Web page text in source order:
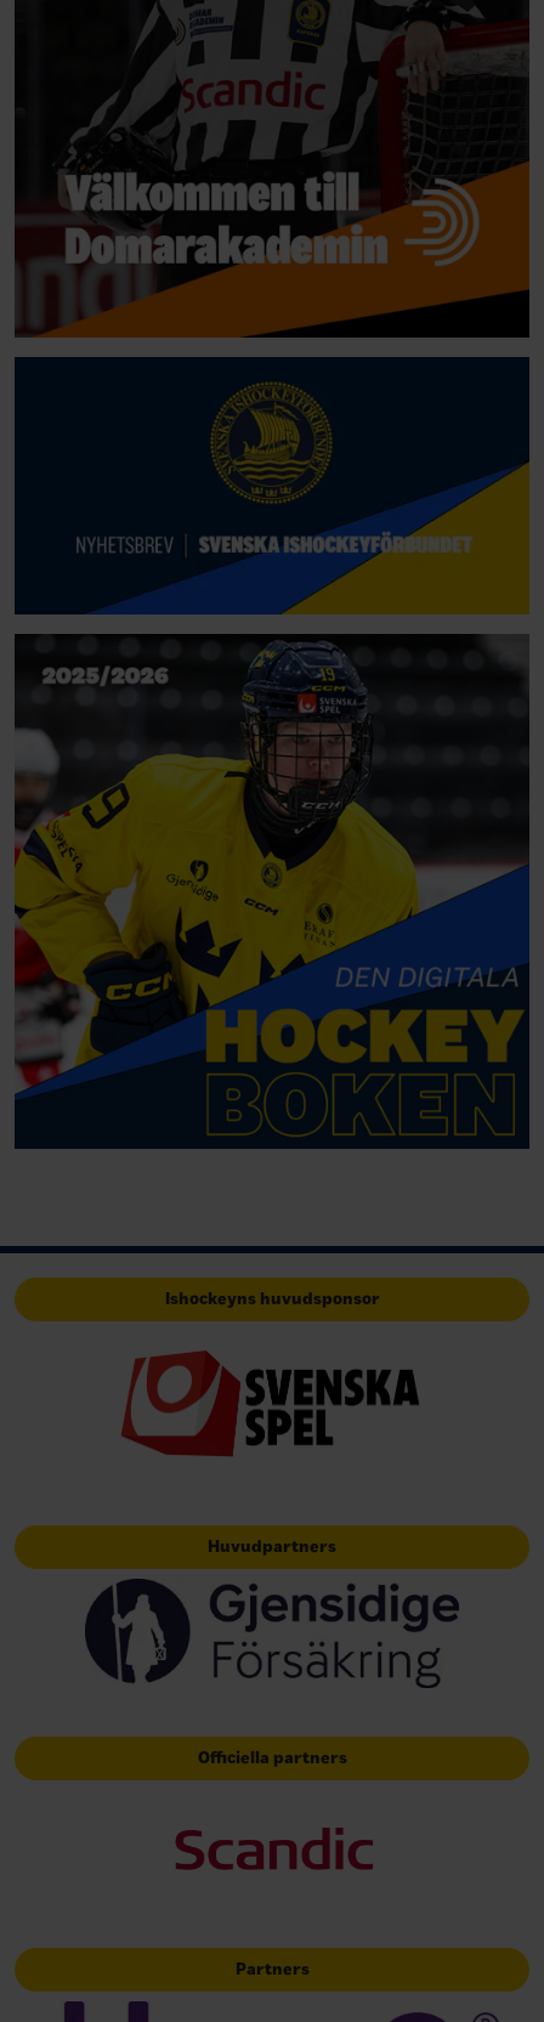
Ishockeyns huvudsponsor
Huvudpartners
Officiella partners
Partners